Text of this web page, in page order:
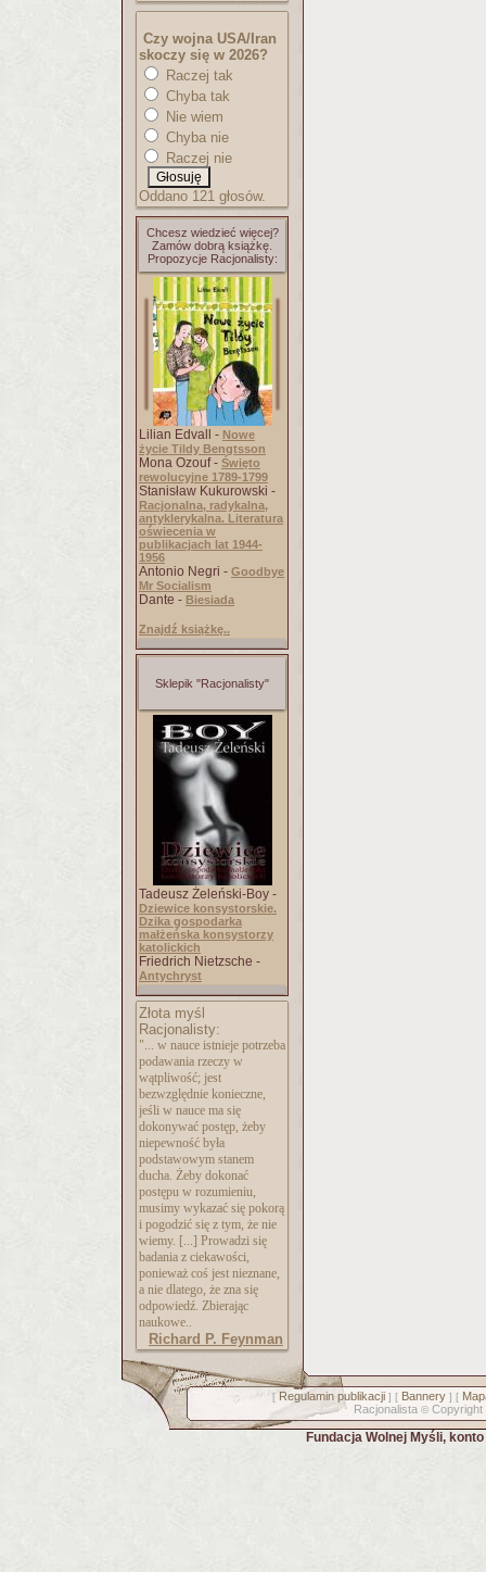
Czy wojna USA/Iran
skoczy się w 2026?
Raczej tak
Chyba tak
Nie wiem
Chyba nie
Raczej nie
Oddano 121 głosów.
Chcesz wiedzieć więcej?
Zamów dobrą książkę.
Propozycje Racjonalisty:
Lilian Edvall - Nowe
życie Tildy Bengtsson
Mona Ozouf - Święto
rewolucyjne 1789-1799
Stanisław Kukurowski -
Racjonalna, radykalna,
antyklerykalna. Literatura
oświecenia w
publikacjach lat 1944-
1956
Antonio Negri - Goodbye
Mr Socialism
Dante - Biesiada
Znajdź książkę..
Sklepik "Racjonalisty"
Tadeusz Żeleński-Boy -
Dziewice konsystorskie.
Dzika gospodarka
małżeńska konsystorzy
katolickich
Friedrich Nietzsche -
Antychryst
Złota myśl
Racjonalisty:
"... w nauce istnieje potrzeba
podawania rzeczy w
wątpliwość; jest
bezwzględnie konieczne,
jeśli w nauce ma się
dokonywać postęp, żeby
niepewność była
podstawowym stanem
ducha. Żeby dokonać
postępu w rozumieniu,
musimy wykazać się pokorą
i pogodzić się z tym, że nie
wiemy. [...] Prowadzi się
badania z ciekawości,
ponieważ coś jest nieznane,
a nie dlatego, że zna się
odpowiedź. Zbierając
naukowe..
Richard P. Feynman
[ Regulamin publikacji] [ Bannery] [
Racjonalista © Copyright
Fundacja Wolnej Myśli,